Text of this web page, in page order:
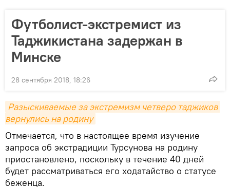
Футболист-экстремист из
Таджикистана задержан в
Минске
28 сентября 2018, 18:26
Разыскиваемые за экстремизм четверо таджиков
вернулись на родину
Отмечается, что в настоящее время изучение
запроса об экстрадиции Турсунова на родину
приостановлено, поскольку в течение 40 дней
будет рассматриваться его ходатайство о статусе
беженца.